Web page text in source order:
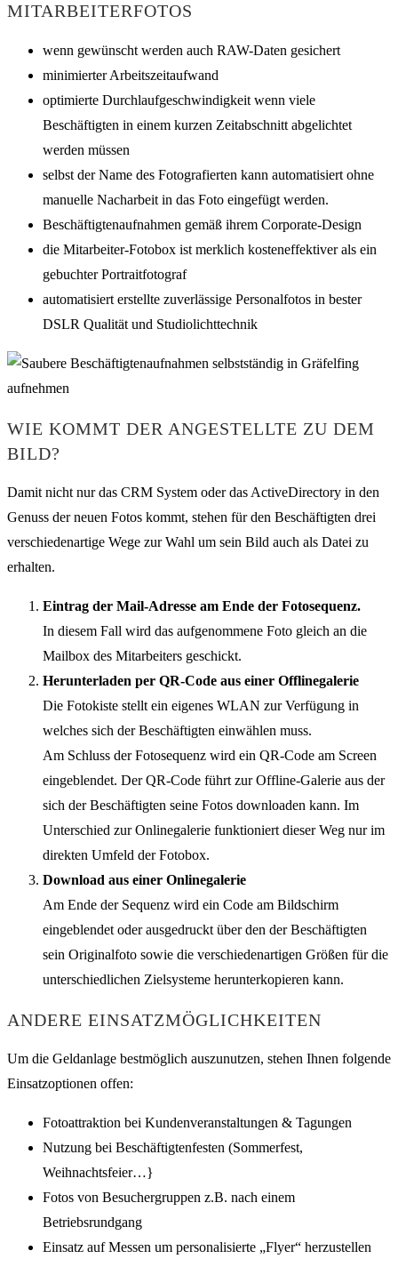
ITARBEITERFOTOS
wenn gewünscht werden auch RAW-Daten gesichert
minimierter Arbeitszeitaufwand
optimierte Durchlaufgeschwindigkeit wenn viele
Beschäftigten in einem kurzen Zeitabschnitt abgelichtet
werden müssen
selbst der Name des Fotografierten kann automatisiert ohne
manuelle Nacharbeit in das Foto eingefügt werden.
Beschäftigtenaufnahmen gemäß ihrem Corporate-Design
die Mitarbeiter-Fotobox ist merklich kosteneffektiver als ein
gebuchter Portraitfotograf
automatisiert erstellte zuverlässige Personalfotos in bester
DSLR Qualität und Studiolichttechnik
WIE KOMMT DER ANGESTELLTE ZU DEM
BILD?
Damit nicht nur das CRM System oder das ActiveDirectory in den
Genuss der neuen Fotos kommt, stehen für den Beschäftigten drei
verschiedenartige Wege zur Wahl um sein Bild auch als Datei zu
erhalten.
Eintrag der Mail-Adresse am Ende der Fotosequenz.
In diesem Fall wird das aufgenommene Foto gleich an die
Mailbox des Mitarbeiters geschickt.
Herunterladen per QR-Code aus einer Offlinegalerie
Die Fotokiste stellt ein eigenes WLAN zur Verfügung in
welches sich der Beschäftigten einwählen muss.
Am Schluss der Fotosequenz wird ein QR-Code am Screen
eingeblendet. Der QR-Code führt zur Offline-Galerie aus der
sich der Beschäftigten seine Fotos downloaden kann. Im
Unterschied zur Onlinegalerie funktioniert dieser Weg nur im
direkten Umfeld der Fotobox.
Download aus einer Onlinegalerie
Am Ende der Sequenz wird ein Code am Bildschirm
eingeblendet oder ausgedruckt über den der Beschäftigten
sein Originalfoto sowie die verschiedenartigen Größen für die
unterschiedlichen Zielsysteme herunterkopieren kann.
ANDERE EINSATZMÖGLICHKEITEN
Um die Geldanlage bestmöglich auszunutzen, stehen Ihnen folgende
Einsatzoptionen offen:
Fotoattraktion bei Kundenveranstaltungen & Tagungen
Nutzung bei Beschäftigtenfesten (Sommerfest,
Weihnachtsfeier…}
Fotos von Besuchergruppen z.B. nach einem
Betriebsrundgang
Einsatz auf Messen um personalisierte „Flyer“ herzustellen